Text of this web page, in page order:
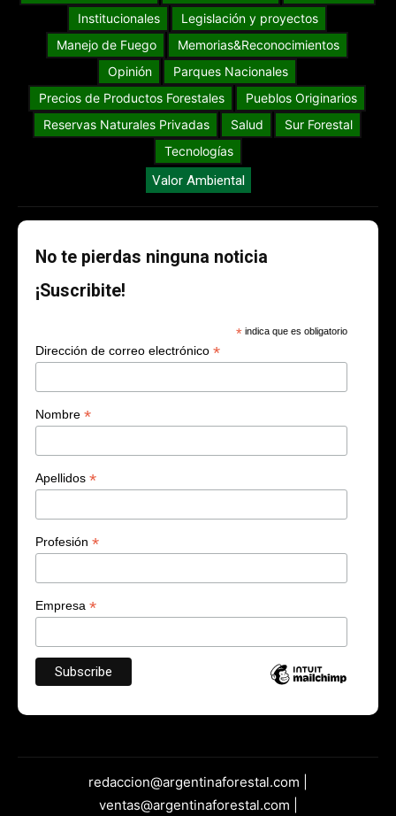
Institucionales
Legislación y proyectos
Manejo de Fuego
Memorias&Reconocimientos
Opinión
Parques Nacionales
Precios de Productos Forestales
Pueblos Originarios
Reservas Naturales Privadas
Salud
Sur Forestal
Tecnologías
Valor Ambiental
No te pierdas ninguna noticia
¡Suscribite!
* indica que es obligatorio
Dirección de correo electrónico *
Nombre *
Apellidos *
Profesión *
Empresa *
redaccion@argentinaforestal.com |
ventas@argentinaforestal.com |